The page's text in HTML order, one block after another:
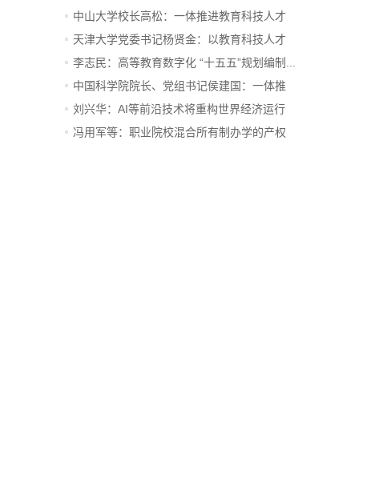
中山大学校长高松：一体推进教育科技人才
发...
天津大学党委书记杨贤金：以教育科技人才
一...
李志民：高等教育数字化 “十五五”规划编制...
中国科学院院长、党组书记侯建国：一体推
进...
刘兴华：AI等前沿技术将重构世界经济运行
底...
冯用军等：职业院校混合所有制办学的产权